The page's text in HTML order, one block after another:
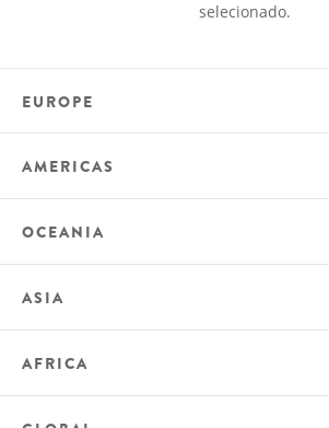
selecionado.
EUROPE
AMERICAS
OCEANIA
ASIA
AFRICA